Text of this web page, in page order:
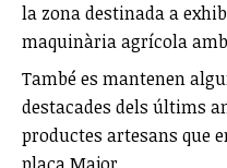
la zona destinada a
maquinària agrícola
També es mantenen
destacades dels últims
productes artesans que